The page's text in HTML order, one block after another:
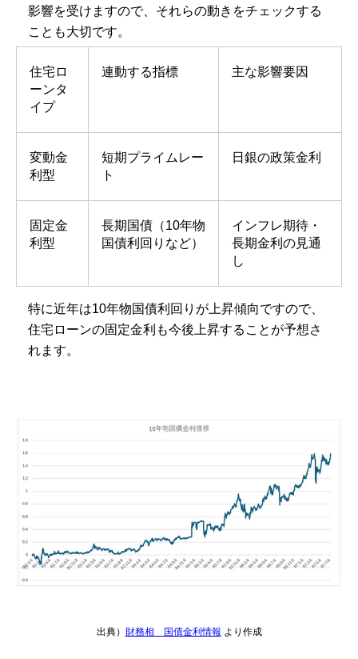
影響を受けますので、それらの動きをチェックする
ことも大切です。
住宅ロ
ーンタ
イプ
連動する指標 主な影響要因
変動金
利型
短期プライムレー
ト
日銀の政策金利
固定金
利型
長期国債（10年物
国債利回りなど）
インフレ期待・
長期金利の見通
し
特に近年は10年物国債利回りが上昇傾向ですので、
住宅ローンの固定金利も今後上昇することが予想さ
れます。
出典） 財務相 国債金利情報 より作成